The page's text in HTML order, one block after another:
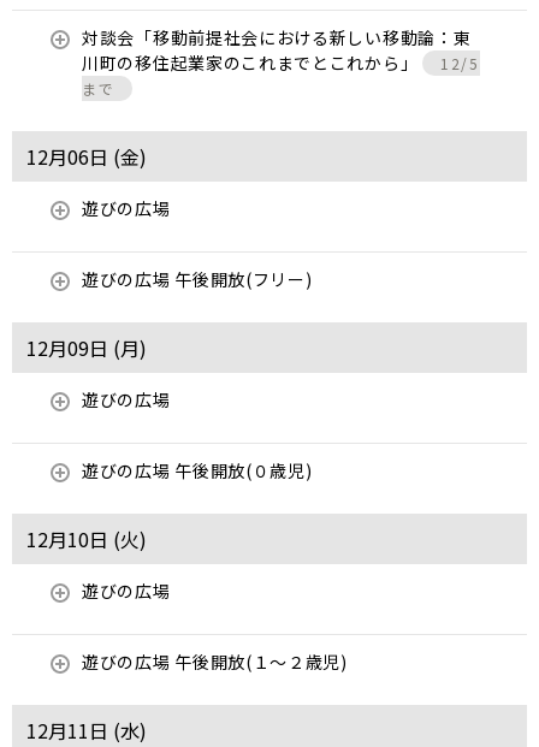
対談会「移動前提社会における新しい移動論：東
川町の移住起業家のこれまでとこれから」
12/5
まで
12月06日 (金)
遊びの広場
遊びの広場 午後開放(フリー)
12月09日 (月)
遊びの広場
遊びの広場 午後開放(０歳児)
12月10日 (火)
遊びの広場
遊びの広場 午後開放(１～２歳児)
12月11日 (水)